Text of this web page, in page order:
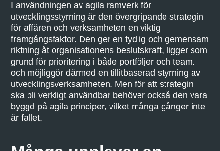
I användningen av agila ramverk för
utvecklingsstyrning är den övergripande strategin
för affären och verksamheten en viktig
framgångsfaktor. Den ger en tydlig och gemensam
riktning åt organisationens beslutskraft, ligger som
grund för prioritering i både portföljer och team,
och möjliggör därmed en tillitbaserad styrning av
utvecklingsverksamheten. Men för att strategin
ska bli verkligt användbar behöver också den vara
byggd på agila principer, vilket många gånger inte
är fallet.